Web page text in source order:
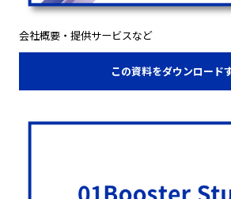
会社概要・提供サービスなど
この資料をダウンロード